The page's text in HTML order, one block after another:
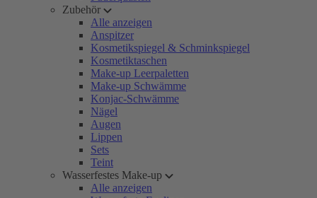
Zubehör
Alle anzeigen
Anspitzer
Kosmetikspiegel & Schminkspiegel
Kosmetiktaschen
Make-up Leerpaletten
Make-up Schwämme
Konjac-Schwämme
Nägel
Augen
Lippen
Sets
Teint
Wasserfestes Make-up
Alle anzeigen